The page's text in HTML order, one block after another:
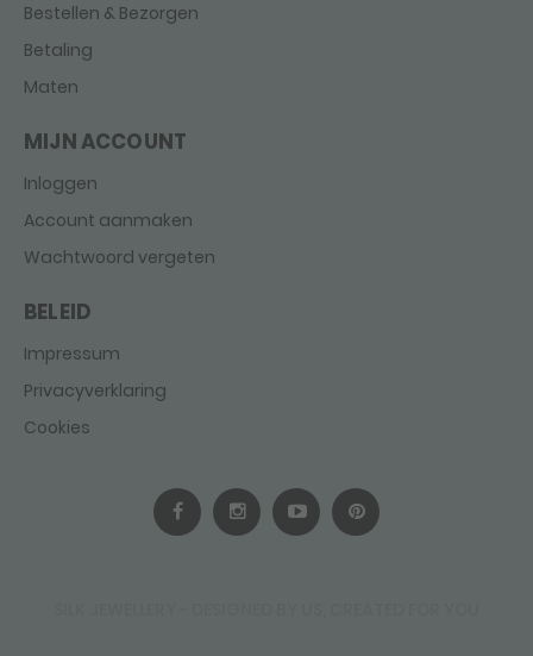
Bestellen & Bezorgen
Betaling
Maten
MIJN ACCOUNT
Inloggen
Account aanmaken
Wachtwoord vergeten
BELEID
Impressum
Privacyverklaring
Cookies